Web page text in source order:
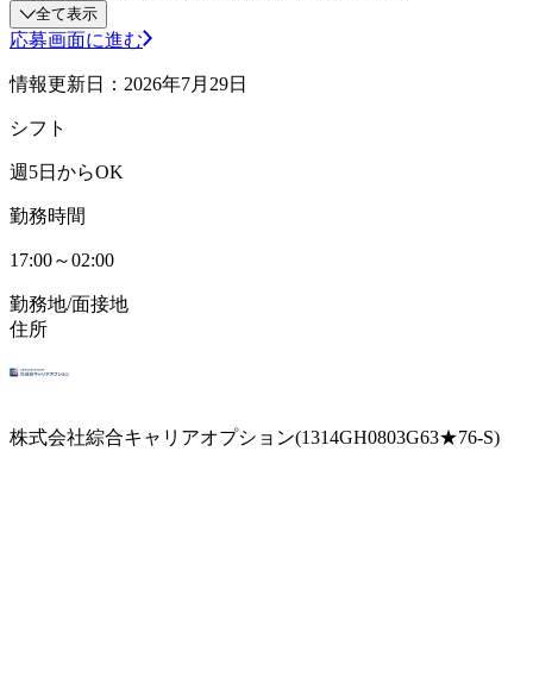
全て表示
応募画面に進む
情報更新日：2026年7月29日
シフト
週5日からOK
勤務時間
17:00～02:00
勤務地/面接地
住所
株式会社綜合キャリアオプション(1314GH0803G63★76-S)